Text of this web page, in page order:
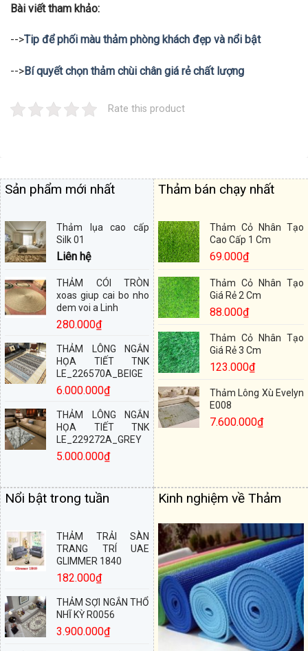
Bài viết tham khảo:
-->Tip để phối màu thảm phòng khách đẹp và nổi bật
-->Bí quyết chọn thảm chùi chân giá rẻ chất lượng
Rate this product
Sản phẩm mới nhất
Thảm lụa cao cấp
Silk 01
Liên hệ
THẢM CÓI TRÒN
xoas giup cai bo nho
dem voi a Linh
280.000₫
THẢM LÔNG NGẮN
HỌA TIẾT TNK
LE_226570A_BEIGE
6.000.000₫
THẢM LÔNG NGẮN
HỌA TIẾT TNK
LE_229272A_GREY
5.000.000₫
Thảm bán chạy nhất
Thảm Cỏ Nhân Tạo
Cao Cấp 1 Cm
69.000₫
Thảm Cỏ Nhân Tạo
Giá Rẻ 2 Cm
88.000₫
Thảm Cỏ Nhân Tạo
Giá Rẻ 3 Cm
123.000₫
Thảm Lông Xù Evelyn
E008
7.600.000₫
Nổi bật trong tuần
THẢM TRẢI SÀN
TRANG TRÍ UAE
GLIMMER 1840
182.000₫
THẢM SỢI NGẮN THỔ
NHĨ KỲ R0056
3.900.000₫
Kinh nghiệm về Thảm